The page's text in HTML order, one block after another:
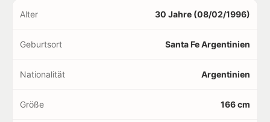
Alter 30 Jahre (08/02/1996)
Geburtsort Santa Fe Argentinien
Nationalität Argentinien
Größe 166 cm